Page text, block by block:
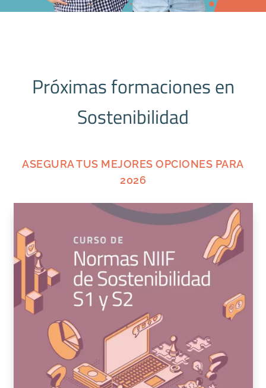
Próximas formaciones en
Sostenibilidad
ASEGURA TUS MEJORES OPCIONES PARA
2026